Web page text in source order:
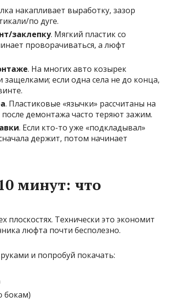
накапливает выработку, зазор
по дуге.
заклепку. Мягкий пластик со
проворачиваться, а люфт
. На многих авто козырек
если одна села не до конца,
. Пластиковые «язычки» рассчитаны на
демонтажа часто теряют зажим.
. Если кто-то уже «подкладывал»
держит, потом начинает
минут: что
плоскостях. Технически это экономит
люфта почти бесполезно.
и попробуй покачать:
бокам)